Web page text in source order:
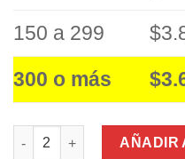
150 a 299
300 o más
Disco p/ Madera Yeso
AÑADIR